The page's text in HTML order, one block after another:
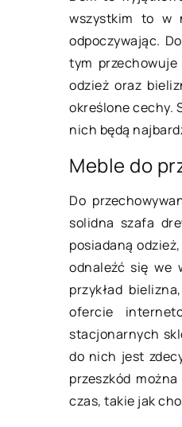
wszystkim to w
odpoczywając.
tym
odzież oraz
określone cechy.
nich będą
Meble do
Do
solidna szafa
posiadaną
odnaleźć się we
przykład
ofercie
stacjonarnych
do nich jest
przeszkód
czas, takie jak